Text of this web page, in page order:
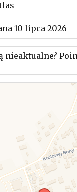
10 lipca 2026
nieaktualne?
aby
powyższym